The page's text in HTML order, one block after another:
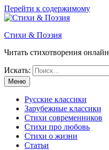
Перейти к содержимому
Стихи & Поэзия
Читать стихотворения онлайн
Искать:
Меню
Русские классики
Зарубежные классики
Стихи современников
Стихи про любовь
Стихи о жизни
Статьи